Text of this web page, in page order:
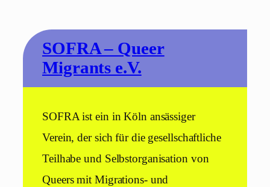
SOFRA – Queer
Migrants e.V.
SOFRA ist ein in Köln ansässiger
Verein, der sich für die gesellschaftliche
Teilhabe und Selbstorganisation von
Queers mit Migrations- und